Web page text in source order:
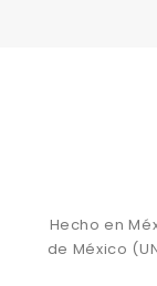
Hecho en
de México